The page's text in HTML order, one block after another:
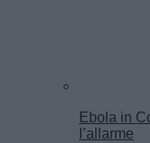
Ebola in
l’allarme